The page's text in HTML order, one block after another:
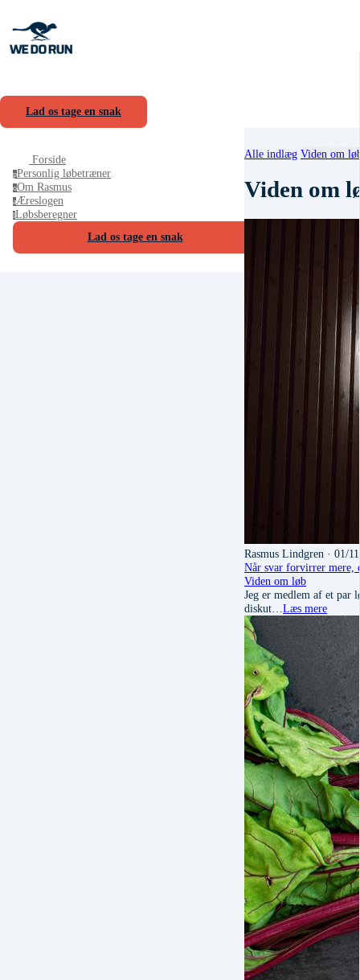
Lad os tage en snak
Forside
pPersonlig løbetræner
oOm Rasmus
aÆreslogen
lLøbsberegner
Lad os tage en snak
Alle indlæg Viden om
Viden om
Rasmus Lindgren · 01/
Når svar forvirrer mere,
Viden om løb
Jeg er medlem af et par
diskut… Læs mere